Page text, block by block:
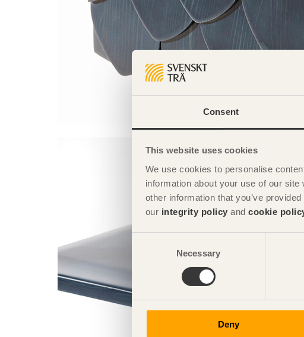
Consent
This website uses cookies
We use cookies to personalise
information about your use of our
other information that you’ve
our integrity policy and cookie
Necessary
Deny